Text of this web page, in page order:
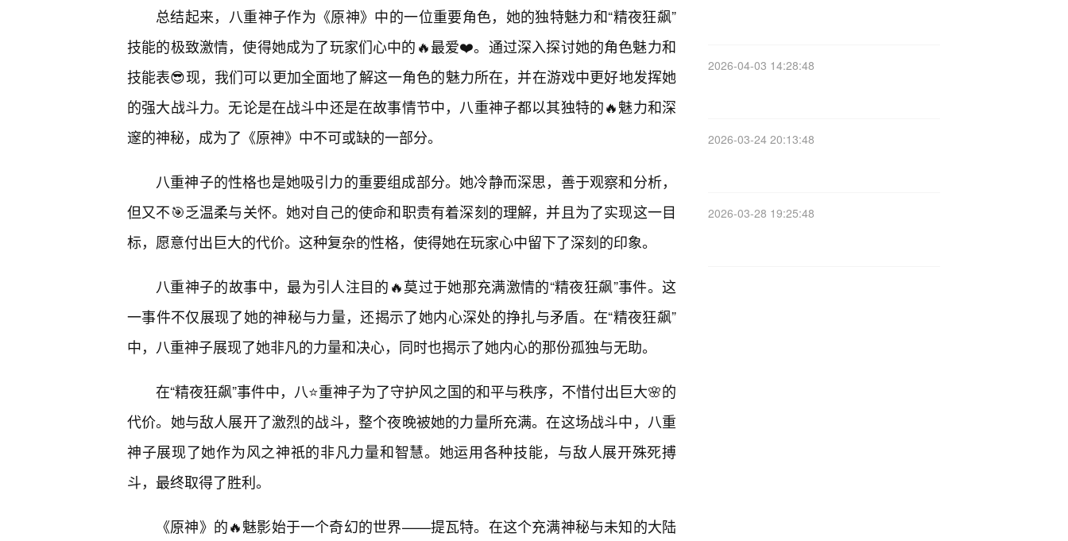
总结起来，八重神子作为《原神》中的一位重要角色，她的独特魅力和“精夜狂飙”
技能的极致激情，使得她成为了玩家们心中的🔥最爱❤️。通过深入探讨她的角色魅力和
技能表😎现，我们可以更加全面地了解这一角色的魅力所在，并在游戏中更好地发挥她
的强大战斗力。无论是在战斗中还是在故事情节中，八重神子都以其独特的🔥魅力和深
邃的神秘，成为了《原神》中不可或缺的一部分。
八重神子的性格也是她吸引力的重要组成部分。她冷静而深思，善于观察和分析，
但又不🎯乏温柔与关怀。她对自己的使命和职责有着深刻的理解，并且为了实现这一目
标，愿意付出巨大的代价。这种复杂的性格，使得她在玩家心中留下了深刻的印象。
八重神子的故事中，最为引人注目的🔥莫过于她那充满激情的“精夜狂飙”事件。这
一事件不仅展现了她的神秘与力量，还揭示了她内心深处的挣扎与矛盾。在“精夜狂飙”
中，八重神子展现了她非凡的力量和决心，同时也揭示了她内心的那份孤独与无助。
在“精夜狂飙”事件中，八⭐重神子为了守护风之国的和平与秩序，不惜付出巨大🌸的
代价。她与敌人展开了激烈的战斗，整个夜晚被她的力量所充满。在这场战斗中，八重
神子展现了她作为风之神祇的非凡力量和智慧。她运用各种技能，与敌人展开殊死搏
斗，最终取得了胜利。
《原神》的🔥魅影始于一个奇幻的世界——提瓦特。在这个充满神秘与未知的大陆
2026-04-03 14:28:48
2026-03-24 20:13:48
2026-03-28 19:25:48